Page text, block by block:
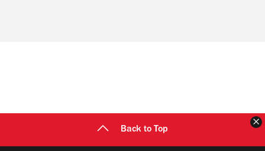
Back to Top